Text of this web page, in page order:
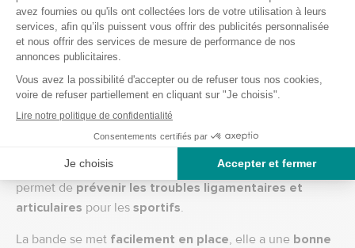
Dimensions: 10 m x 3.75 cm
Couleurs: Blanc, Jaune, Rouge, Bleu, Vert, Noir
Description du produit
Bande adhésive Leukotape Classic 10 m x 3.75 cm
permet de prévenir les troubles ligamentaires et
articulaires pour les sportifs.
La bande se met facilement en place, elle a une bonne